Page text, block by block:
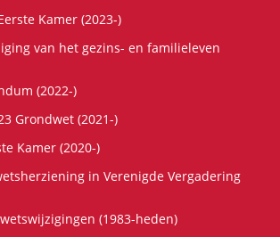
Kamer (2023-)
van het gezins- en familieleven
(2022-)
Grondwet (2021-)
Kamer (2020-)
in Verenigde Vergadering
(1983-heden)